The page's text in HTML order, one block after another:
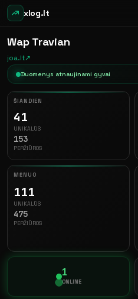
xlog.lt
Wap Travian
joa.lt↗
Duomenys atnaujinami gyvai
ŠIANDIEN
41
UNIKALŪS
153
PERŽIŪROS
MĖNUO
111
UNIKALŪS
475
PERŽIŪROS
1
ONLINE